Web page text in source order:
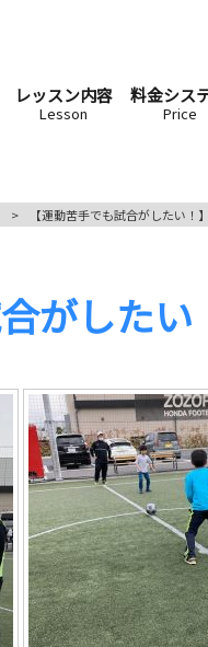
レッスン内容
Lesson
料金シス
Price
> 【運動苦手でも試合がしたい！
がした